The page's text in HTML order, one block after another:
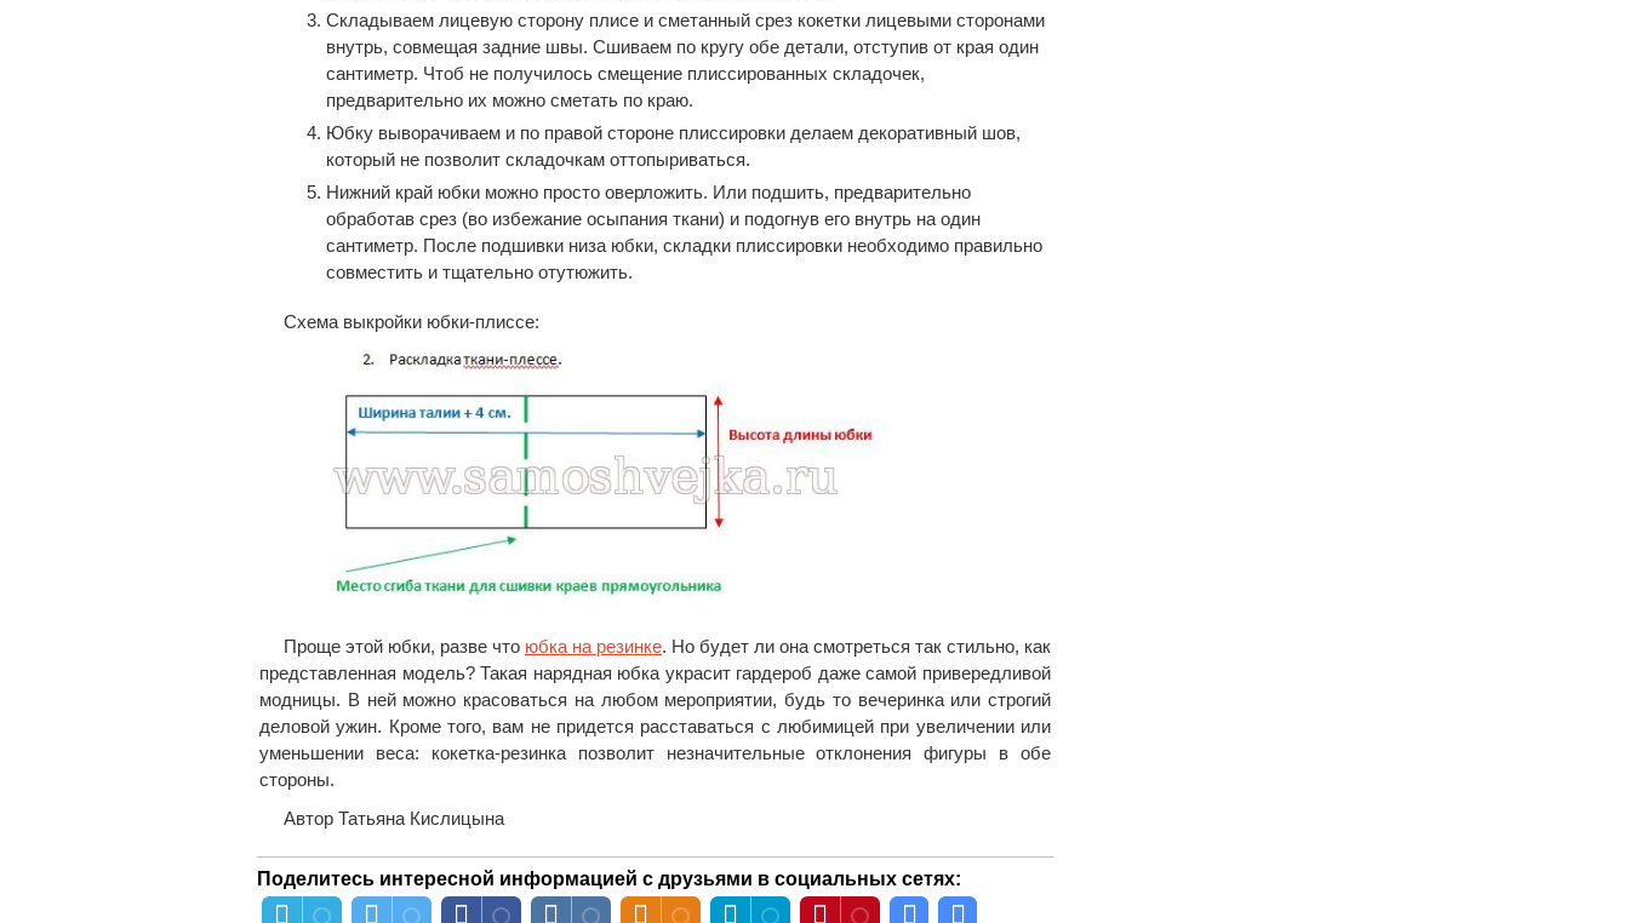
Складываем лицевую сторону плисе и сметанный срез кокетки лицевыми сторонами
внутрь, совмещая задние швы. Сшиваем по кругу обе детали, отступив от края один
сантиметр. Чтоб не получилось смещение плиссированных складочек,
предварительно их можно сметать по краю.
Юбку выворачиваем и по правой стороне плиссировки делаем декоративный шов,
который не позволит складочкам оттопыриваться.
Нижний край юбки можно просто оверложить. Или подшить, предварительно
обработав срез (во избежание осыпания ткани) и подогнув его внутрь на один
сантиметр. После подшивки низа юбки, складки плиссировки необходимо правильно
совместить и тщательно отутюжить.
Схема выкройки юбки-плиссе:
Проще этой юбки, разве что юбка на резинке. Но будет ли она смотреться так стильно, как
представленная модель? Такая нарядная юбка украсит гардероб даже самой привередливой
модницы. В ней можно красоваться на любом мероприятии, будь то вечеринка или строгий
деловой ужин. Кроме того, вам не придется расставаться с любимицей при увеличении или
уменьшении веса: кокетка-резинка позволит незначительные отклонения фигуры в обе
стороны.
Автор Татьяна Кислицына
Поделитесь интересной информацией с друзьями в социальных сетях: